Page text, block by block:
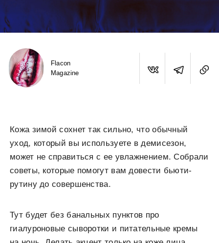
Flacon
Magazine
Кожа зимой сохнет так сильно, что обычный
уход, который вы используете в демисезон,
может не справиться с ее увлажнением. Собрали
советы, которые помогут вам довести бьюти-
рутину до совершенства.
Тут будет без банальных пунктов про
гиалуроновые сыворотки и питательные кремы